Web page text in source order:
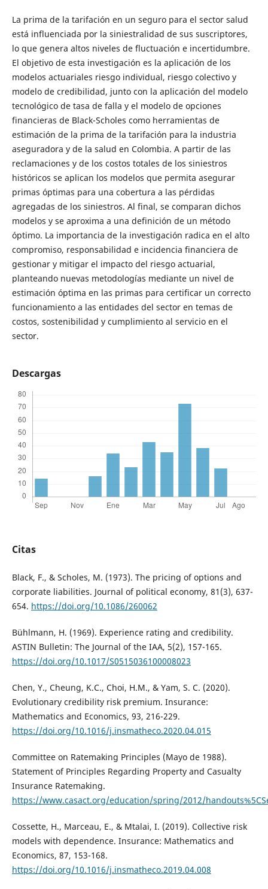
La prima de la tarifación en un seguro para el sector salud
está influenciada por la siniestralidad de sus suscriptores,
lo que genera altos niveles de fluctuación e incertidumbre.
El objetivo de esta investigación es la aplicación de los
modelos actuariales riesgo individual, riesgo colectivo y
modelo de credibilidad, junto con la aplicación del modelo
tecnológico de tasa de falla y el modelo de opciones
financieras de Black-Scholes como herramientas de
estimación de la prima de la tarifación para la industria
aseguradora y de la salud en Colombia. A partir de las
reclamaciones y de los costos totales de los siniestros
históricos se aplican los modelos que permita asegurar
primas óptimas para una cobertura a las pérdidas
agregadas de los siniestros. Al final, se comparan dichos
modelos y se aproxima a una definición de un método
óptimo. La importancia de la investigación radica en el alto
compromiso, responsabilidad e incidencia financiera de
gestionar y mitigar el impacto del riesgo actuarial,
planteando nuevas metodologías mediante un nivel de
estimación óptima en las primas para certificar un correcto
funcionamiento a las entidades del sector en temas de
costos, sostenibilidad y cumplimiento al servicio en el
sector.
Descargas
Citas
Black, F., & Scholes, M. (1973). The pricing of options and
corporate liabilities. Journal of political economy, 81(3), 637-
654. https://doi.org/10.1086/260062
Bühlmann, H. (1969). Experience rating and credibility.
ASTIN Bulletin: The Journal of the IAA, 5(2), 157-165.
https://doi.org/10.1017/S0515036100008023
Chen, Y., Cheung, K.C., Choi, H.M., & Yam, S. C. (2020).
Evolutionary credibility risk premium. Insurance:
Mathematics and Economics, 93, 216-229.
https://doi.org/10.1016/j.insmatheco.2020.04.015
Committee on Ratemaking Principles (Mayo de 1988).
Statement of Principles Regarding Property and Casualty
Insurance Ratemaking.
https://www.casact.org/education/spring/2012/
Cossette, H., Marceau, E., & Mtalai, I. (2019). Collective risk
models with dependence. Insurance: Mathematics and
Economics, 87, 153-168.
https://doi.org/10.1016/j.insmatheco.2019.04.008